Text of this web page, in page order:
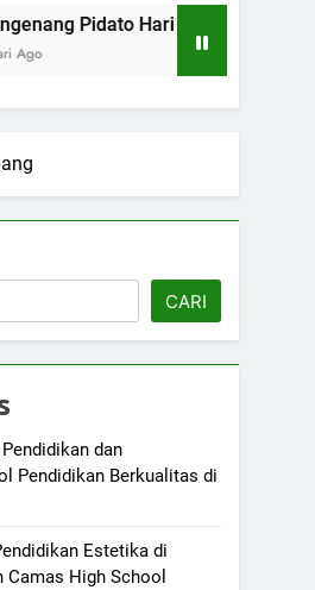
Hari Pendidikan Nasional di
CARI
dan
Pendidikan Berkualitas di
Estetika di
Camas High School